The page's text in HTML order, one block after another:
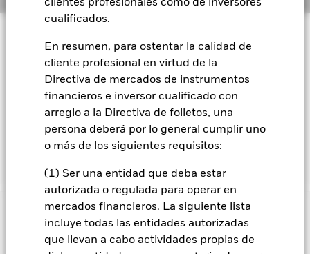
clientes profesionales como de inversores
cualificados.
En resumen, para ostentar la calidad de
cliente profesional en virtud de la
Directiva de mercados de instrumentos
financieros e inversor cualificado con
arreglo a la Directiva de folletos, una
persona deberá por lo general cumplir uno
o más de los siguientes requisitos:
(1) Ser una entidad que deba estar
autorizada o regulada para operar en
mercados financieros. La siguiente lista
incluye todas las entidades autorizadas
que llevan a cabo actividades propias de
Nuestra compañía
El Fondo Renminbi Bond busca maximizar los beneficios
totales. El Fondo invierte, como mínimo, un 70 % de sus
activos totales en valores transferibles de renta fija emitidos
o distribuidos fuera de la China continental y denominados
en Renminbi o en efectivo de Renminbi. El Fondo puede
invertir en todo el espectro existente de valores transferibles
de renta fija, incluidos aquellos sin clasificación crediticia. La
exposición a las divisas se gestiona de forma flexible.
de las inversiones y los ingresos derivados de ellas pueden
subir o bajar, y no están garantizados. Es posible que los